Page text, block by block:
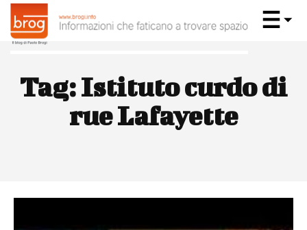
Tag:Istituto curdo di
rue Lafayette